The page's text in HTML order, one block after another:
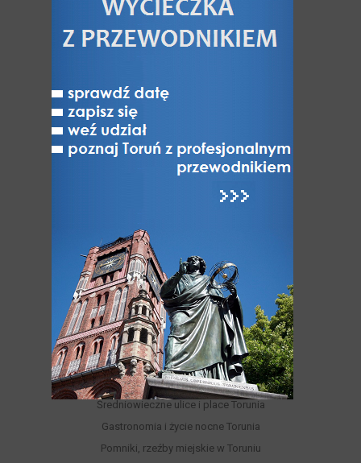
Toruń nad Wisłą
Jak Toruń z Bydgoszczą
ATRAKCJE
Atrakcje Torunia
Odkryj dzielnice Torunia
UNESCO: Światowe dziedzictwo Torunia
Muzea w Toruniu
Różnorodność turystyczna Torunia
Kultura, Sztuka, Rozrywka
Festiwale i wydarzenia kulturalne
Parki, Ogrody, Rezerwaty, Lasy
Punkty widokowe
Średniowieczne ulice i place Torunia
Gastronomia i życie nocne Torunia
Pomniki, rzeźby miejskie w Toruniu